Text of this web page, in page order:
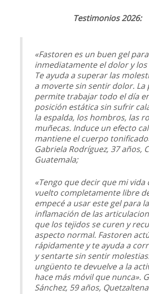
Testimonios 2026:
«Fastoren es un buen gel
inmediatamente el dolor y
Te ayuda a superar las
a moverte sin sentir dolor. La
permite trabajar todo el día
posición estática sin sufrir
la espalda, los hombros, las
muñecas. Induce un efecto
mantiene el cuerpo
Gabriela Rodríguez, 37 años,
Guatemala;
«Tengo que decir que mi vida
vuelto completamente libre
empecé a usar este gel para la
inflamación de las
que los tejidos se curen y
aspecto normal. Fastoren
rápidamente y te ayuda a
y sentarte sin sentir
ungüento te devuelve a la
hace más móvil que nunca».
Sánchez, 59 años,